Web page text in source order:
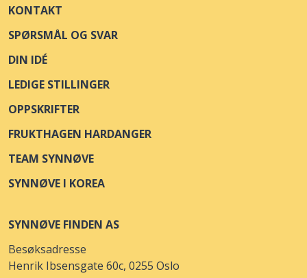
KONTAKT
SPØRSMÅL OG SVAR
DIN IDÉ
LEDIGE STILLINGER
OPPSKRIFTER
FRUKTHAGEN HARDANGER
TEAM SYNNØVE
SYNNØVE I KOREA
SYNNØVE FINDEN AS
Besøksadresse
Henrik Ibsensgate 60c, 0255 Oslo